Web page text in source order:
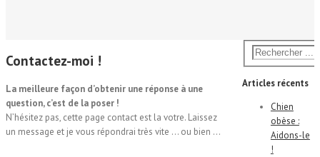
Contactez-moi !
La meilleure façon d’obtenir une réponse à une
question, c’est de la poser !
N’hésitez pas, cette page contact est la votre. Laissez
un message et je vous répondrai très vite … ou bien …
Articles récents
Chien
obèse :
Aidons-le
!